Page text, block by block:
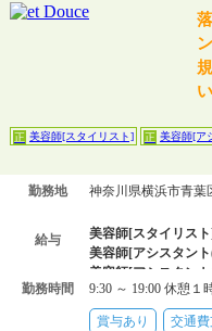
正 美容師[スタイリスト] 正 美容師[ア
勤務地 神奈川県横浜市青
給与 美容師[スタイリス
美容師[アシスタン
美容師[アシスタン
勤務時間
9:30 ～ 19:00 休憩１
賞与あり 交通